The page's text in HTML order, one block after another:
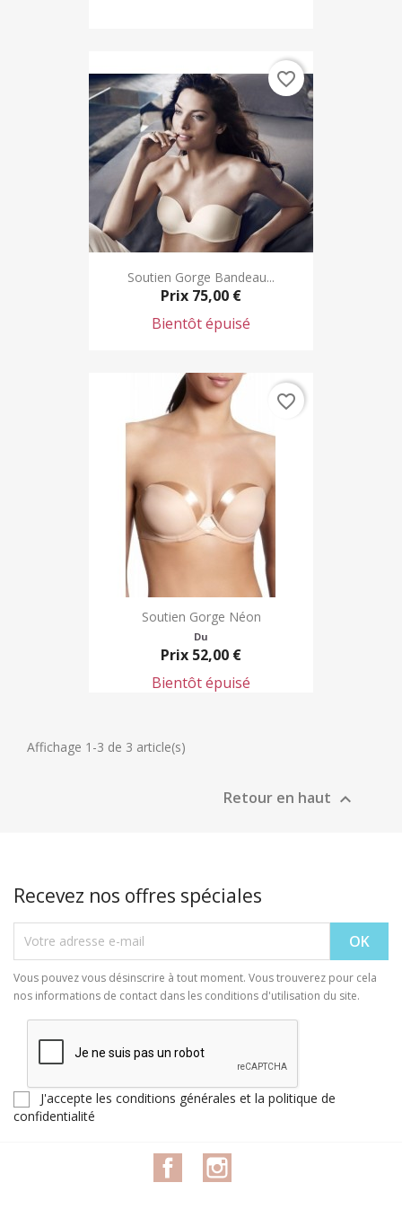
Soutien Gorge Bandeau...
Prix 75,00 €
Bientôt épuisé
favorite_border
Soutien Gorge Néon
Du
Prix 52,00 €
Bientôt épuisé
favorite_border
Affichage 1-3 de 3 article(s)
Retour en haut 
Recevez nos offres spéciales
Vous pouvez vous désinscrire à tout moment. Vous trouverez pour cela
nos informations de contact dans les conditions d'utilisation du site.
J'accepte les conditions générales et la politique de
confidentialité
Facebook